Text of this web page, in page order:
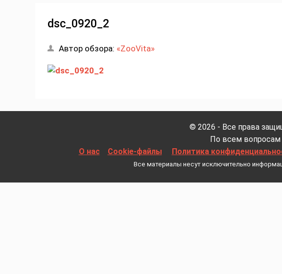
dsc_0920_2
Автор обзора: «ZooVita»
© 2026 - Все права
По всем
О нас
Cookie-файлы Политика
Все материалы несут исключительно